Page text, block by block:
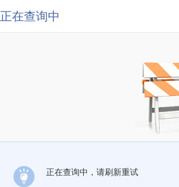
正在查询中
正在查询中，请刷新重试